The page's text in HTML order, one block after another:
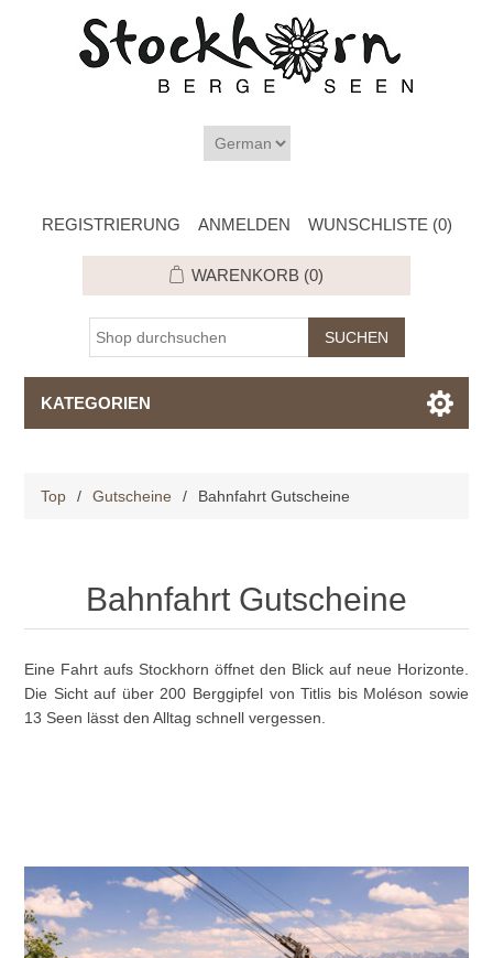
REGISTRIERUNG ANMELDEN WUNSCHLISTE (0)
WARENKORB (0)
KATEGORIEN
Top / Gutscheine / Bahnfahrt Gutscheine
Bahnfahrt Gutscheine
Eine Fahrt aufs Stockhorn öffnet den Blick auf neue Horizonte.
Die Sicht auf über 200 Berggipfel von Titlis bis Moléson sowie
13 Seen lässt den Alltag schnell vergessen.